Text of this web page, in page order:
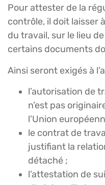
Pour attester de la
contrôle, il doit laisser
du travail, sur le lieu
certains documents
Ainsi seront exigés à
l’autorisation de
n’est pas
l’Union
le contrat de
justifiant la
détaché ;
l’attestation de